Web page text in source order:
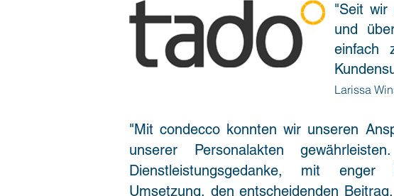
"Seit wir
und
einfach
Larissa
"Mit condecco konnten wir unseren
unserer Personalakten
Dienstleistungsgedanke, mit enger
Umsetzung, den entscheidenden